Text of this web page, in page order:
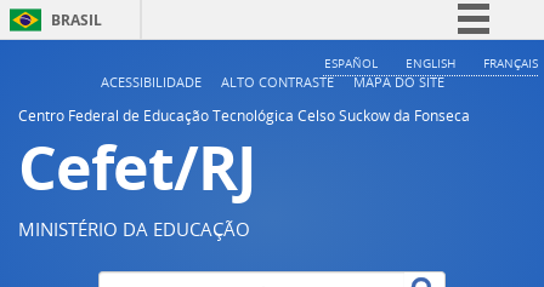
BRASIL
Simplifique!
ESPAÑOL ENGLISH FRANÇAIS
ACESSIBILIDADE ALTO CONTRASTE
MAPA DO SITE
Centro Federal de Educação Tecnológica Celso Suckow da Fonseca
Cefet/RJ
MINISTÉRIO DA EDUCAÇÃO